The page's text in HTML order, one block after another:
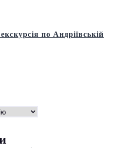
по Андріївській